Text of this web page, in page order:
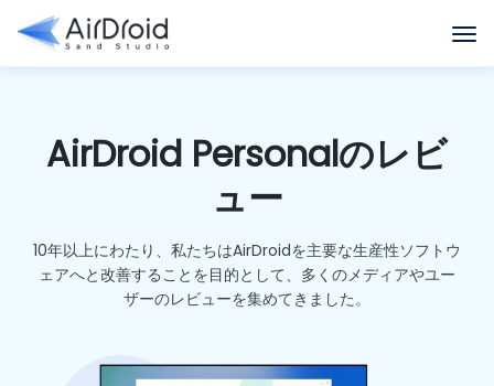
AirDroid Personalのレビ
ュー
10年以上にわたり、私たちはAirDroidを主要な生産性ソフトウ
ェアへと改善することを目的として、多くのメディアやユー
ザーのレビューを集めてきました。